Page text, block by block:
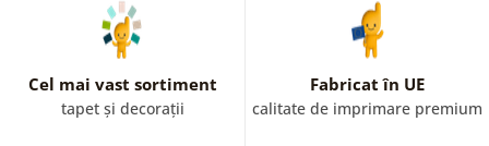
Cel mai vast sortiment
tapet și decorații
Fabricat în UE
calitate de imprimare premium